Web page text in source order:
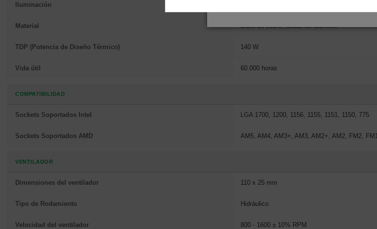
Iluminación
Material Base de cobre, aletas de aluminio
TDP (Potencia de Diseño Térmico) 140 W
Vida útil 60.000 horas
COMPATIBILIDAD
Sockets Soportados Intel LGA 1700, 1200, 1156, 1155, 1151, 1150, 775
Sockets Soportados AMD AM5, AM4, AM3+, AM3, AM2+, AM2, FM2, FM1
VENTILADOR
Dimensiones del ventilador 110 x 25 mm
Tipo de Rodamiento Hidráulico
Velocidad del ventilador 800 - 1600 ± 10% RPM